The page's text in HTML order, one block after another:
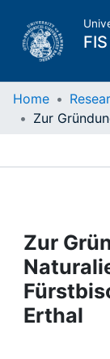
FIS
Home
Projects
People
Home
Zur
Erthal